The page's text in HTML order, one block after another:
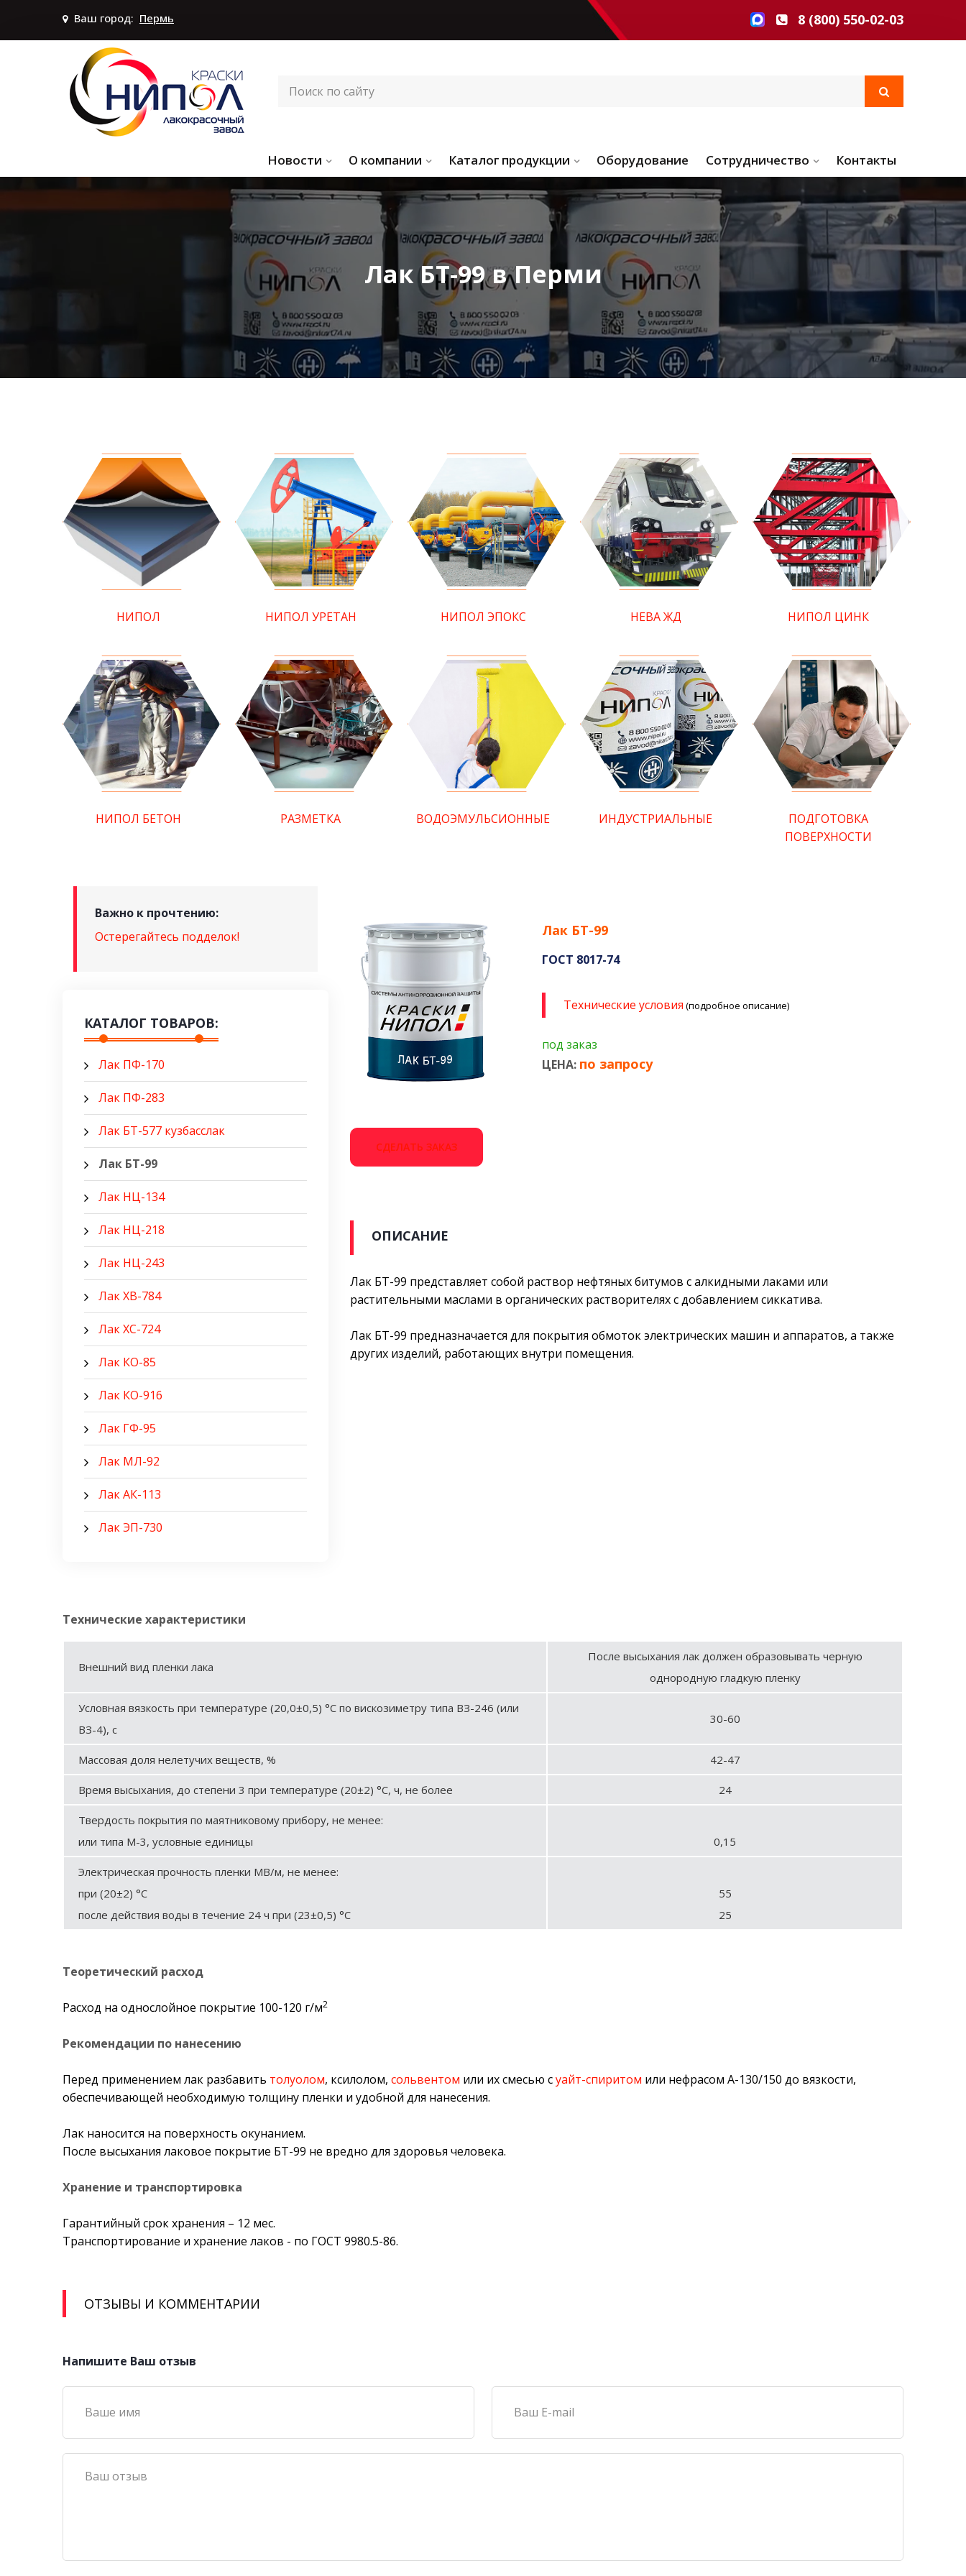
Ваш город: Пермь 8 (800) 550-02-03
Новости О компании Каталог продукции Оборудование Сотрудничество Контакты
Лак БТ-99 в Перми
НИПОЛ НИПОЛ УРЕТАН НИПОЛ ЭПОКС НЕВА ЖД НИПОЛ ЦИНК
НИПОЛ БЕТОН РАЗМЕТКА ВОДОЭМУЛЬСИОННЫЕ ИНДУСТРИАЛЬНЫЕ
ПОДГОТОВКА
ПОВЕРХНОСТИ
Важно к прочтению:
Остерегайтесь подделок!
КАТАЛОГ ТОВАРОВ:
Лак ПФ-170
Лак ПФ-283
Лак БТ-577 кузбасслак
Лак БТ-99
Лак НЦ-134
Лак НЦ-218
Лак НЦ-243
Лак ХВ-784
Лак ХС-724
Лак КО-85
Лак КО-916
Лак ГФ-95
Лак МЛ-92
Лак АК-113
Лак ЭП-730
Лак БТ-99
ГОСТ 8017-74
Технические условия (подробное описание)
под заказ
ЦЕНА: по запросу
СДЕЛАТЬ ЗАКАЗ
ОПИСАНИЕ
Лак БТ-99 представляет собой раствор нефтяных битумов с алкидными лаками или
растительными маслами в органических растворителях с добавлением сиккатива.
Лак БТ-99 предназначается для покрытия обмоток электрических машин и аппаратов, а также
других изделий, работающих внутри помещения.
Технические характеристики
Внешний вид пленки лака
После высыхания лак должен образовывать черную
однородную гладкую пленку
Условная вязкость при температуре (20,0±0,5) °С по вискозиметру типа ВЗ-246 (или
ВЗ-4), с
30-60
Массовая доля нелетучих веществ, % 42-47
Время высыхания, до степени 3 при температуре (20±2) °С, ч, не более 24
Твердость покрытия по маятниковому прибору, не менее:
или типа М-3, условные единицы
0,15
Электрическая прочность пленки МВ/м, не менее:
при (20±2) °С
после действия воды в течение 24 ч при (23±0,5) °С
55
25
Теоретический расход
Расход на однослойное покрытие 100-120 г/м2
Рекомендации по нанесению
Перед применением лак разбавить толуолом, ксилолом, сольвентом или их смесью суайт-спиритом или нефрасом А-130/150 до вязкости,
обеспечивающей необходимую толщину пленки и удобной для нанесения.
Лак наносится на поверхность окунанием.
После высыхания лаковое покрытие БТ-99 не вредно для здоровья человека.
Хранение и транспортировка
Гарантийный срок хранения – 12 мес.
Транспортирование и хранение лаков - по ГОСТ 9980.5-86.
ОТЗЫВЫ И КОММЕНТАРИИ
Напишите Ваш отзыв